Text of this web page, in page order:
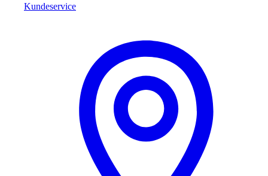
Kundeservice